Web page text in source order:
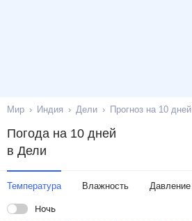
Мир Индия Дели Прогноз на 10 дней
Погода на 10 дней
в Дели
Температура Влажность Давление
Ночь